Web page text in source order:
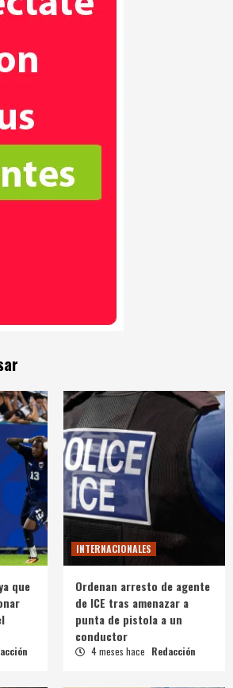
que
INTERNACIONALES
Ordenan arresto de agente
de ICE tras amenazar a
punta de pistola a un
conductor
4 meses hace Redacción